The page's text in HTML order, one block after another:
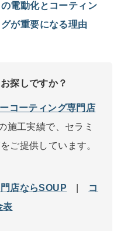
の電動化とコーティン
グが重要になる理由
探しですか？
コーティング専門店
施工実績で、セラミ
ご提供しています。
店ならSOUP
コ
表